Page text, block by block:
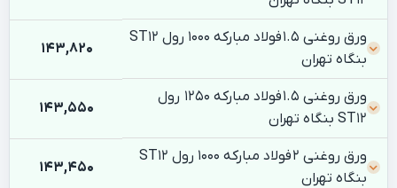
ورق روغنی 1.5 فولاد مبارکه 1000 رول ST12
بنگاه تهران
143,820
ورق روغنی 1.5 فولاد مبارکه 1250 رول
ST12 بنگاه تهران
143,550
ورق روغنی 2 فولاد مبارکه 1000 رول ST12
بنگاه تهران
143,450